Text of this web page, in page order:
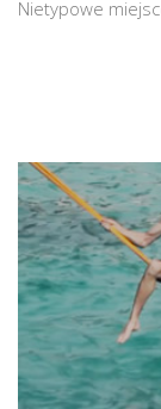
Nietypowe